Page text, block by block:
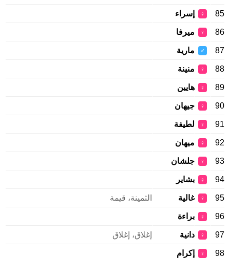
85
♀ إسراء
86
♀ ميرفا
87
♂ مارية
88
♀ منينة
89
♀ هايين
90
♀ جيهان
91
♀ لطيفة
92
♀ ميهان
93
♀ جلشان
94
♀ بشاير
95
♀ غالية الثمينة، قيمة
96
♀ براءة
97
♀ دانية إغلاق، إغلاق
98
♀ إكرام